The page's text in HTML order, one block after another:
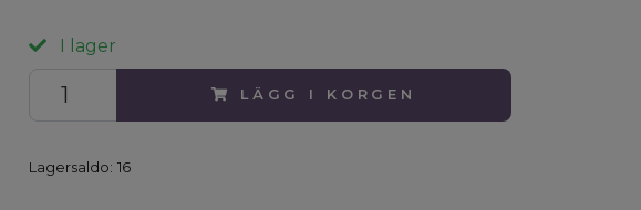
I lager
LÄGG I KORGEN
Lagersaldo: 16